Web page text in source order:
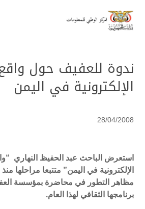
ندوة للعفيف حول
الإلكترونية في اليمن
28/04/2008
استعرض الباحث عبد الحفيظ النهاري
الإلكترونية في اليمن” متتبعا مراحلها
مظاهر التطور في محاضرة بمؤسسة
برنامجها الثقافي لهذا العام.